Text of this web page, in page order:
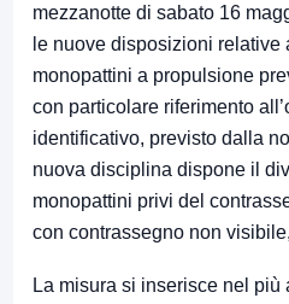
mezzanotte di sabato 16
le nuove disposizioni
monopattini a propulsione
con particolare riferimento
identificativo, previsto dalla
nuova disciplina dispone il
monopattini privi del
con contrassegno non
La misura si inserisce nel